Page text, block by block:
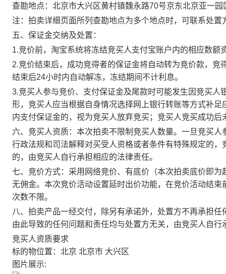
查勘地点：北京市大兴区黄村镇魏永路70号京东北京亚一园
注：拍卖详细页面所列查勘地点为多个地点时，可联系处
五、保证金交纳及处置：
1.竞价前，淘宝系统将冻结竞买人支付宝账户内的相应数
2.竞价结束后，成功竞得者的保证金将自动转为竞价款，
结束后24小时内自动解冻，冻结期间不计利息。
3.竞买人参与竞价、支付保证金及尾款时可能发生因竞买
形，竞买人应当根据自身情况选择网上银行转账等方式补
内支付保证金的，视为竞买人放弃竞买；竞买人竞买成功
六、竞买人资质：本次拍卖不限制竞买人数量。一旦竞买
行政法规和司法解释对买受人资格或者条件有特殊规定的
的，由竞买人自行承担相应的法律责任。
七、竞价方式：采用网络竞价、有底价（本次拍卖底价即
无佣金。本次竞价活动设置延时出价功能，在竞价活动结
次数不限。
八、拍卖产品一经交付，除另有承诺外，处置方不再承担
由此导致的任何问题和责任均与处置方无关，由竞买人自行
竞买人资质要求
标的物位置：北京 北京市 大兴区
图片展示: